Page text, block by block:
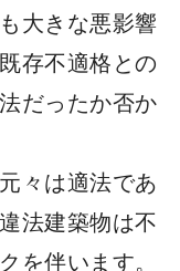
大きな悪影響
存不適格との
だったか否か
々は適法であ
法建築物は不
を伴います。